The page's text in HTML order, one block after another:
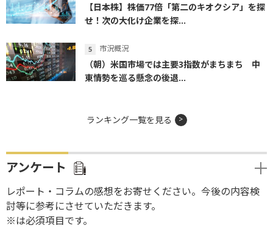
【日本株】株価77倍「第二のキオクシア」を探
せ！次の大化け企業を探...
市況概況
（朝）米国市場では主要3指数がまちまち 中
東情勢を巡る懸念の後退...
ランキング一覧を見る
アンケート
レポート・コラムの感想をお寄せください。今後の内容検
討等に参考にさせていただきます。
※は必須項目です。